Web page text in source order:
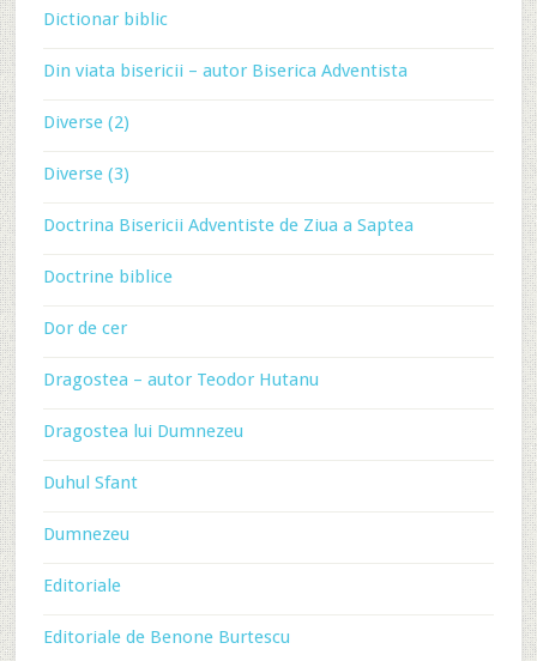
Dictionar biblic
Din viata bisericii – autor Biserica Adventista
Diverse (2)
Diverse (3)
Doctrina Bisericii Adventiste de Ziua a Saptea
Doctrine biblice
Dor de cer
Dragostea – autor Teodor Hutanu
Dragostea lui Dumnezeu
Duhul Sfant
Dumnezeu
Editoriale
Editoriale de Benone Burtescu